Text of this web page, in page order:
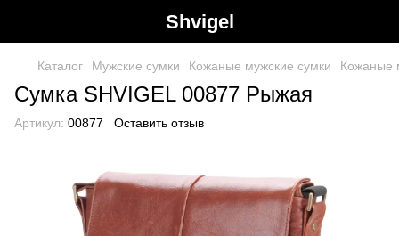
Shvigel
Каталог Мужские сумки Кожаные мужские сумки Кожаные
Сумка SHVIGEL 00877 Рыжая
Артикул: 00877 Оставить отзыв